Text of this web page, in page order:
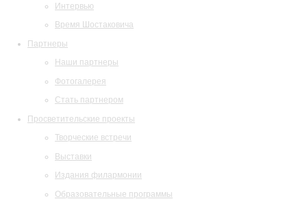
Интервью
Время Шостаковича
Партнеры
Наши партнеры
Фотогалерея
Стать партнером
Просветительские проекты
Творческие встречи
Выставки
Издания филармонии
Образовательные программы